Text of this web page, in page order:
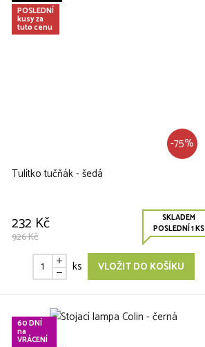
POSLEDNÍ
kusy za
tuto cenu
-75%
Tulítko tučňák - šedá
232 Kč
926 Kč
SKLADEM
POSLEDNÍ 1 KS
ks VLOŽIT DO KOŠÍKU
60 DNÍ
na
VRÁCENÍ